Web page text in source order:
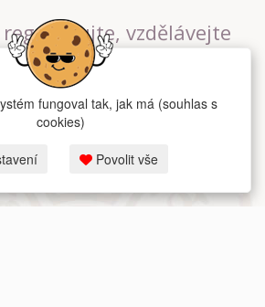
vzdělávejte
jógovém studiu v
Praze
fungoval tak, jak má (souhlas s
cookies)
Povolit vše